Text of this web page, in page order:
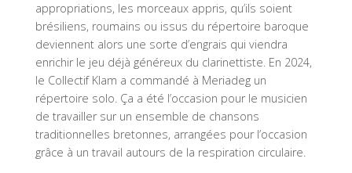
appropriations, les morceaux appris, qu’ils soient
brésiliens, roumains ou issus du répertoire baroque
deviennent alors une sorte d’engrais qui viendra
enrichir le jeu déjà généreux du clarinettiste. En 2024,
le Collectif Klam a commandé à Meriadeg un
répertoire solo. Ça a été l’occasion pour le musicien
de travailler sur un ensemble de chansons
traditionnelles bretonnes, arrangées pour l’occasion
grâce à un travail autours de la respiration circulaire.